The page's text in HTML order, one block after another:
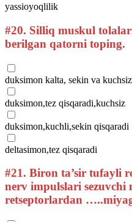
yassioyoqlilik
#20. Silliq muskul
berilgan qatorni toping.
duksimon kalta, sekin va
duksimon,tez qisqaradi,kuchsiz
duksimon,kuchli,sekin qisqaradi
deltasimon,tez qisqaradi
#21. Biron ta’sir tufayli
nerv impulslari sezuvchi
retseptorlardan